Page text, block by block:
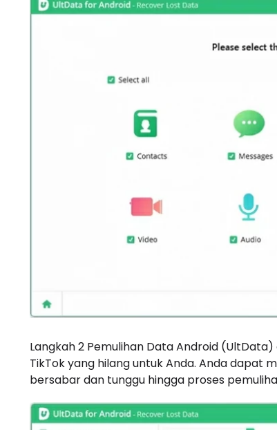
Langkah 2 Pemulihan Data Android
TikTok yang hilang untuk Anda. Anda dapat
bersabar dan tunggu hingga proses